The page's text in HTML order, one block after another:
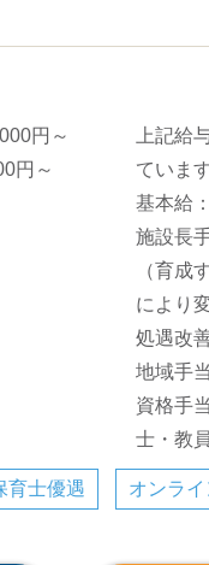
円～
円～
上記給
ています
基本給
施設長
（育成
により
処遇改
地域手
資格手
士・教
育士優遇 オンラ